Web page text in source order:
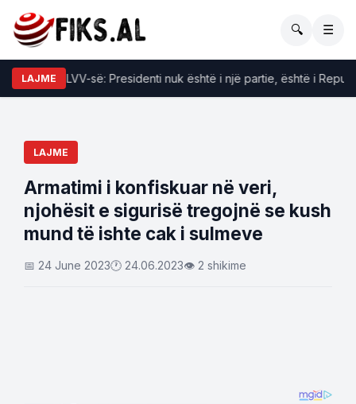
🔍 ☰
LAJME
Pacolli e LVV-së: Presidenti nuk është i një partie, është i
LAJME
Armatimi i konfiskuar në veri,
njohësit e sigurisë tregojnë se kush
mund të ishte cak i sulmeve
📅 24 June 2023🕐 24.06.2023👁 2 shikime